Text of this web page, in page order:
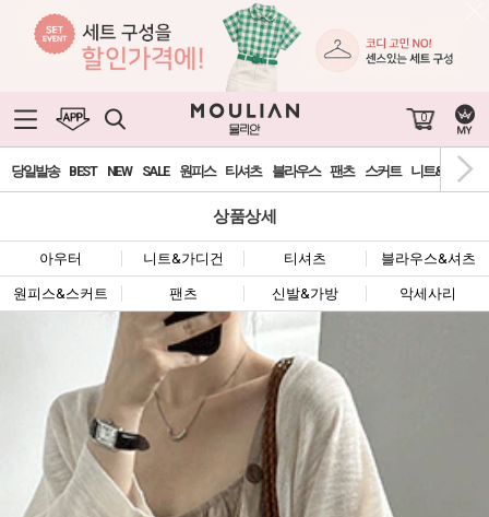
0
당일발송 BEST NEW SALE 원피스 티셔츠 블라우스 팬츠 스커트 니트&가디건
상품상세
아우터 니트&가디건 티셔츠 블라우스&셔츠
원피스&스커트 팬츠 신발&가방 악세사리